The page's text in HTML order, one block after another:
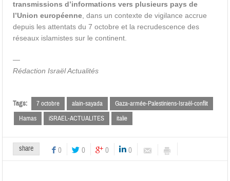
transmissions d’informations vers plusieurs pays de
l’Union européenne , dans un contexte de vigilance accrue
depuis les attentats du 7 octobre et la recrudescence des
réseaux islamistes sur le continent.
—
Rédaction Israël Actualités
Tags: 7 octobre alain-sayada
Gaza-armée-Palestiniens-Israël-conflit
Hamas
iSRAEL-ACTUALITES italie
share 0 0 0 0